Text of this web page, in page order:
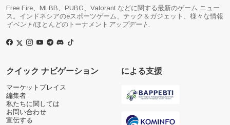
Free Fire、MLBB、PUBG、Valorant などに関する最新のゲーム ニュー
ス。インドネシアのeスポーツゲーム、テック＆ガジェット、様々な情報
イベント/ほとんどのトーナメント アップデート
クイック ナビゲーション
マーケットプレイス
編集者
私たちに関しては
お問い合わせ
宣伝する
による支援